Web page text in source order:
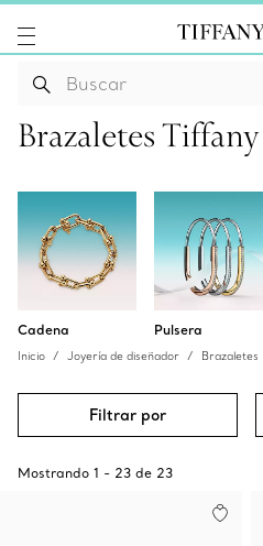
Brazaletes
Cadena Pulsera
Inicio Joyería de diseñador Brazaletes
Filtrar por
Mostrando 1 - 23 de 23